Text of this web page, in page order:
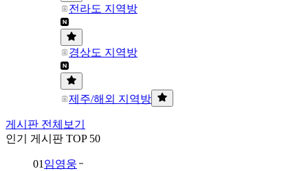
전라도 지역방
경상도 지역방
제주/해외 지역방
게시판 전체보기
인기 게시판 TOP 50
01 임영웅